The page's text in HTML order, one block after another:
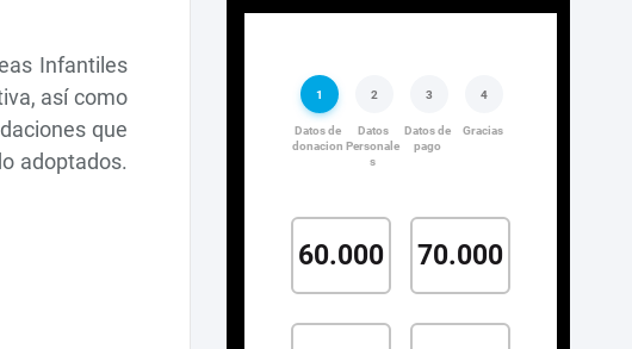
Infantiles
así como
que
adoptados.